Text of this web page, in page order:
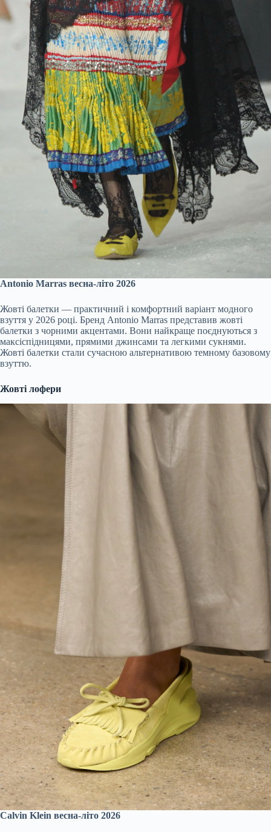
Antonio Marras весна-літо 2026
Жовті балетки — практичний і комфортний варіант модного
взуття у 2026 році. Бренд Antonio Marras представив жовті
балетки з чорними акцентами. Вони найкраще поєднуються з
максіспідницями, прямими джинсами та легкими сукнями.
Жовті балетки стали сучасною альтернативою темному базовому
взуттю.
Жовті лофери
Calvin Klein весна-літо 2026